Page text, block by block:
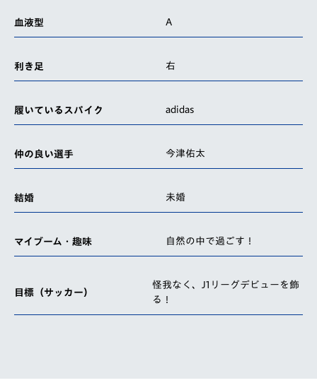
血液型 A
利き足 右
履いているスパイク adidas
仲の良い選手 今津佑太
結婚 未婚
マイブーム・趣味 自然の中で過ごす！
目標（サッカー）
怪我なく、J1リーグデビューを飾
る！